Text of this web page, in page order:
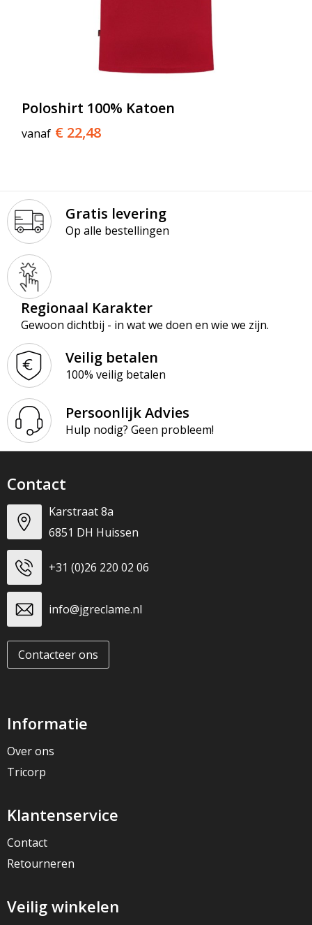
Poloshirt 100% Katoen
vanaf € 22,48
Gratis levering
Op alle bestellingen
Regionaal Karakter
Gewoon dichtbij - in wat we doen en wie we zijn.
Veilig betalen
100% veilig betalen
Persoonlijk Advies
Hulp nodig? Geen probleem!
Contact
Karstraat 8a
6851 DH Huissen
+31 (0)26 220 02 06
info@jgreclame.nl
Contacteer ons
Informatie
Over ons
Tricorp
Klantenservice
Contact
Retourneren
Veilig winkelen